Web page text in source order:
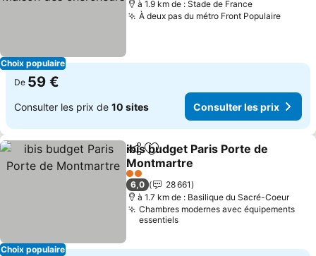
Choix populaire
à 1.9 km de : Stade de France
À deux pas du métro Front Populaire
De 59 €
Consulter les prix de 10 sites Consulter les prix
Choix populaire
PartagerAjouter à mes favoris
ibis budget Paris Porte de
Montmartre
2 Étoiles
6,0
28 661
à 1.7 km de : Basilique du Sacré-Coeur
Chambres modernes avec équipements
essentiels